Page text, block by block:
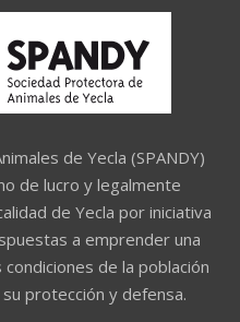
de Yecla (SPANDY)
de lucro y legalmente
de Yecla por iniciativa
a emprender una
de la población
protección y defensa.